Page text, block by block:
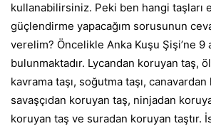
kullanabilirsiniz. Peki ben hangi taşları
güçlendirme yapacağım sorusunun
verelim? Öncelikle Anka Kuşu Şişi’ne
bulunmaktadır. Lycandan koruyan taş,
kavrama taşı, soğutma taşı,
savaşçıdan koruyan taş, ninjadan
koruyan taş ve suradan koruyan taştır.